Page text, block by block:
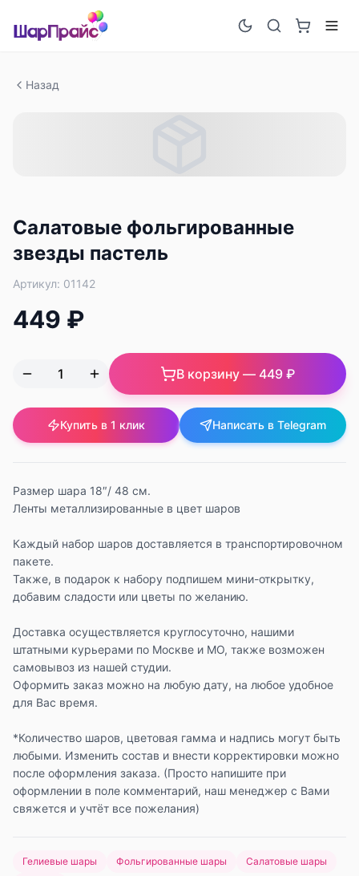
Назад
Салатовые фольгированные
звезды пастель
Артикул: 01142
449 ₽
В корзину — 449 ₽
Купить в 1 клик Написать в Telegram
Размер шара 18″/ 48 см.
Ленты металлизированные в цвет шаров
Каждый набор шаров доставляется в транспортировочном
пакете.
Также, в подарок к набору подпишем мини-открытку,
добавим сладости или цветы по желанию.
Доставка осуществляется круглосуточно, нашими
штатными курьерами по Москве и МО, также возможен
самовывоз из нашей студии.
Оформить заказ можно на любую дату, на любое удобное
для Вас время.
*Количество шаров, цветовая гамма и надпись могут быть
любыми. Изменить состав и внести корректировки можно
после оформления заказа. (Просто напишите при
оформлении в поле комментарий, наш менеджер с Вами
свяжется и учтёт все пожелания)
Гелиевые шары Фольгированные шары
Салатовые шары